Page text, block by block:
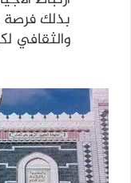
بذلك فرصة
والثقافي